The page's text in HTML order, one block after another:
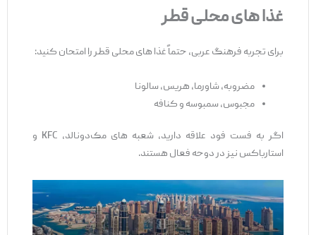
غذاهای محلی قطر
برای تجربه فرهنگ عربی، حتماً غذا های محلی قطر را امتحان کنید:
مضروبه، شاورما، هریس، سالونا
مجبوس، سمبوسه و کنافه
اگر به فست ‌فود علاقه دارید، شعبه ‌های مک‌دونالد، KFC و
استارباکس نیز در دوحه فعال هستند.